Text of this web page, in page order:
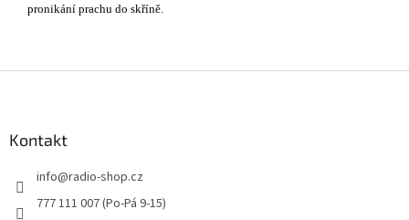
pronikání prachu do skříně.
Kontakt
info@radio-shop.cz
777 111 007 (Po-Pá 9-15)